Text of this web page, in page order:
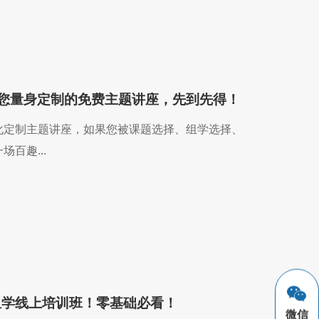
量身定制的免费主题讲座，先到先得！
制主题讲座，如果您被课题选择、组学选择、
百趣...
线上培训班！零基础必看！
微信